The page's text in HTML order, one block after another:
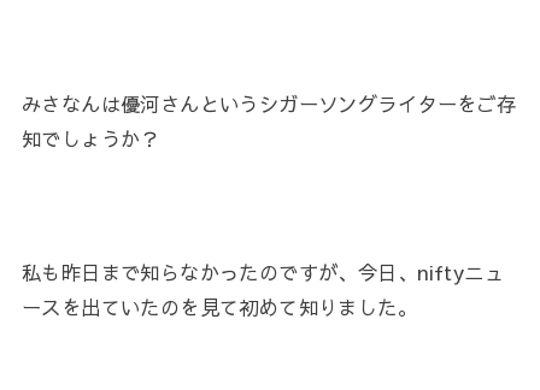
みさなんは優河さんというシガーソングライターをご存
知でしょうか？
私も昨日まで知らなかったのですが、今日、niftyニュ
ースを出ていたのを見て初めて知りました。